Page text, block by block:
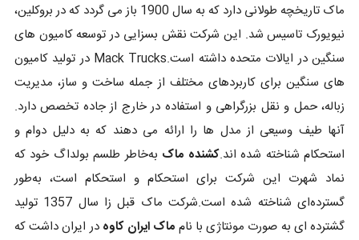
ماک تاریخچه طولانی دارد که به سال 1900 باز می گردد که در بروکلین،
نیویورک تاسیس شد. این شرکت نقش بسزایی در توسعه کامیون های
سنگین در ایالات متحده داشته است.Mack Trucks در تولید کامیون
های سنگین برای کاربردهای مختلف از جمله ساخت و ساز، مدیریت
زباله، حمل و نقل بزرگراهی و استفاده در خارج از جاده تخصص دارد.
آنها طیف وسیعی از مدل ها را ارائه می دهند که به دلیل دوام و
استحکام شناخته شده اند.کشنده ماک به‌خاطر طلسم بولداگ خود که
نماد شهرت این شرکت برای استحکام و استحکام است، به‌طور
گسترده‌ای شناخته شده است.شرکت ماک قبل زا سال 1357 تولید
گشترده ای به صورت مونتاژی با نام ماک ایران کاوه در ایران داشت که